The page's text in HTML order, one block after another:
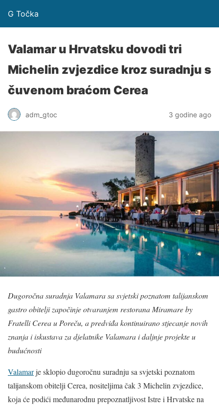
G Točka
Valamar u Hrvatsku dovodi tri
Michelin zvjezdice kroz suradnju s
čuvenom braćom Cerea
adm_gtoc 3 godine ago
Dugoročna suradnja Valamara sa svjetski poznatom talijanskom
gastro obitelji započinje otvaranjem restorana Miramare by
Fratelli Cerea u Poreču, a predviđa kontinuirano stjecanje novih
znanja i iskustava za djelatnike Valamara i daljnje projekte u
budućnosti
Valamarje sklopio dugoročnu suradnju sa svjetski poznatom
talijanskom obitelji Cerea, nositeljima čak 3 Michelin zvjezdice,
koja će podići međunarodnu prepoznatljivost Istre i Hrvatske na